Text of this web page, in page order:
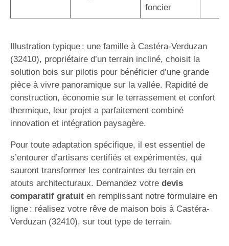
foncier
Illustration typique : une famille à Castéra-Verduzan
(32410), propriétaire d’un terrain incliné, choisit la
solution bois sur pilotis pour bénéficier d’une grande
pièce à vivre panoramique sur la vallée. Rapidité de
construction, économie sur le terrassement et confort
thermique, leur projet a parfaitement combiné
innovation et intégration paysagère.
Pour toute adaptation spécifique, il est essentiel de
s’entourer d’artisans certifiés et expérimentés, qui
sauront transformer les contraintes du terrain en
atouts architecturaux. Demandez votre devis
comparatif gratuit en remplissant notre formulaire en
ligne : réalisez votre rêve de maison bois à Castéra-
Verduzan (32410), sur tout type de terrain.